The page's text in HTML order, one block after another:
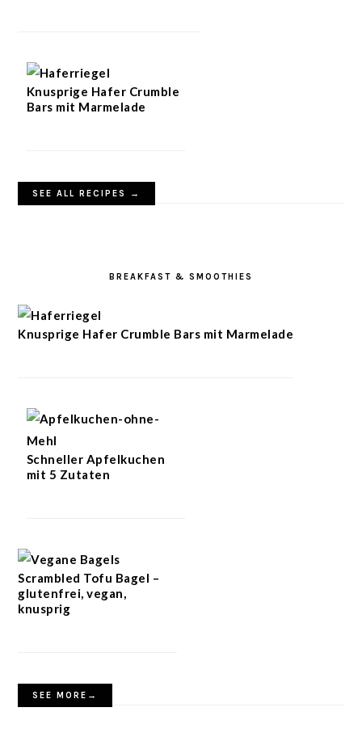
Knusprige Hafer Crumble
Bars mit Marmelade
SEE ALL RECIPES →
BREAKFAST & SMOOTHIES
Knusprige Hafer Crumble Bars mit Marmelade
Schneller Apfelkuchen
mit 5 Zutaten
Scrambled Tofu Bagel –
glutenfrei, vegan,
knusprig
SEE MORE→